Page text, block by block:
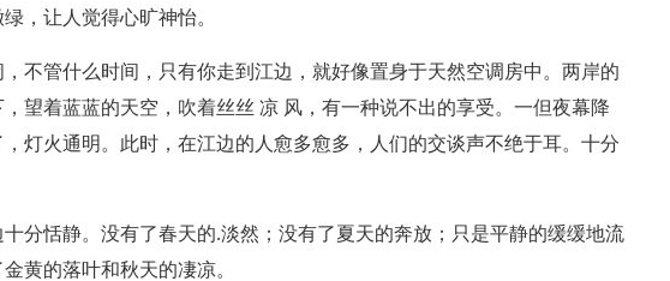
，让人觉得心旷神怡。
不管什么时间，只有你走到江边，就好像置身于天然空调房中。两岸的
望着蓝蓝的天空，吹着丝丝 凉 风，有一种说不出的享受。一但夜幕降
灯火通明。此时，在江边的人愈多愈多，人们的交谈声不绝于耳。十分
分恬静。没有了春天的.淡然；没有了夏天的奔放；只是平静的缓缓地流
黄的落叶和秋天的凄凉。